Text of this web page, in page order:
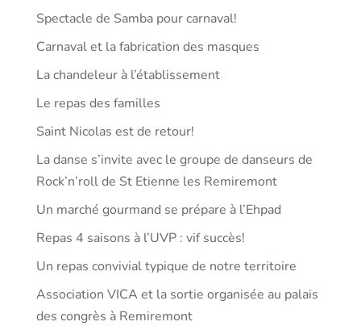
Spectacle de Samba pour carnaval!
Carnaval et la fabrication des masques
La chandeleur à l’établissement
Le repas des familles
Saint Nicolas est de retour!
La danse s’invite avec le groupe de danseurs de
Rock’n’roll de St Etienne les Remiremont
Un marché gourmand se prépare à l’Ehpad
Repas 4 saisons à l’UVP : vif succès!
Un repas convivial typique de notre territoire
Association VICA et la sortie organisée au palais
des congrès à Remiremont